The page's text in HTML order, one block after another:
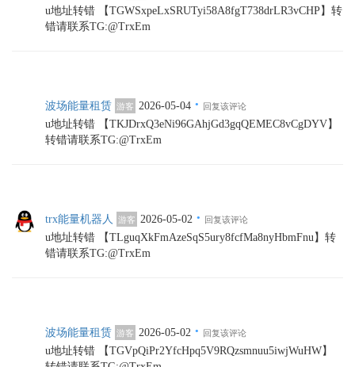
u地址转错 【TGWSxpeLxSRUTyi58A8fgT738drLR3vCHP】转
错请联系TG:@TrxEm
波场能量租赁 游客 2026-05-04 · 回复该评论
u地址转错 【TKJDrxQ3eNi96GAhjGd3gqQEMEC8vCgDYV】
转错请联系TG:@TrxEm
trx能量机器人 游客 2026-05-02 · 回复该评论
u地址转错 【TLguqXkFmAzeSqS5ury8fcfMa8nyHbmFnu】转
错请联系TG:@TrxEm
波场能量租赁 游客 2026-05-02 · 回复该评论
u地址转错 【TGVpQiPr2YfcHpq5V9RQzsmnuu5iwjWuHW】